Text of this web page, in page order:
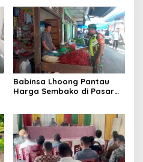
Babinsa Lhoong Pantau
Harga Sembako di Pasar